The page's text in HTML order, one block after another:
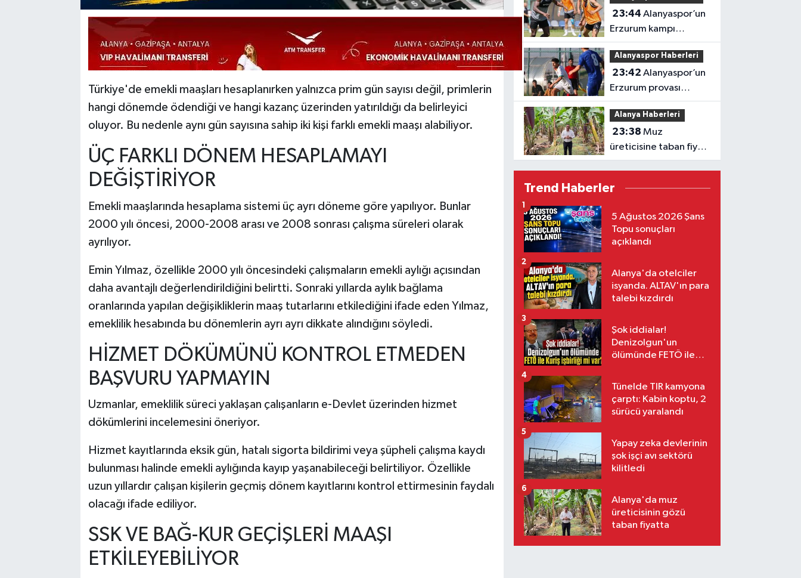
Türkiye'de emekli maaşları hesaplanırken yalnızca prim gün sayısı değil, primlerin
hangi dönemde ödendiği ve hangi kazanç üzerinden yatırıldığı da belirleyici
oluyor. Bu nedenle aynı gün sayısına sahip iki kişi farklı emekli maaşı alabiliyor.
ÜÇ FARKLI DÖNEM HESAPLAMAYI
DEĞİŞTİRİYOR
Emekli maaşlarında hesaplama sistemi üç ayrı döneme göre yapılıyor. Bunlar
2000 yılı öncesi, 2000-2008 arası ve 2008 sonrası çalışma süreleri olarak
ayrılıyor.
Emin Yılmaz, özellikle 2000 yılı öncesindeki çalışmaların emekli aylığı açısından
daha avantajlı değerlendirildiğini belirtti. Sonraki yıllarda aylık bağlama
oranlarında yapılan değişikliklerin maaş tutarlarını etkilediğini ifade eden Yılmaz,
emeklilik hesabında bu dönemlerin ayrı ayrı dikkate alındığını söyledi.
HİZMET DÖKÜMÜNÜ KONTROL ETMEDEN
BAŞVURU YAPMAYIN
Uzmanlar, emeklilik süreci yaklaşan çalışanların e-Devlet üzerinden hizmet
dökümlerini incelemesini öneriyor.
Hizmet kayıtlarında eksik gün, hatalı sigorta bildirimi veya şüpheli çalışma kaydı
bulunması halinde emekli aylığında kayıp yaşanabileceği belirtiliyor. Özellikle
uzun yıllardır çalışan kişilerin geçmiş dönem kayıtlarını kontrol ettirmesinin faydalı
olacağı ifade ediliyor.
SSK VE BAĞ-KUR GEÇİŞLERİ MAAŞI
ETKİLEYEBİLİYOR
23:44 Alanyaspor’un
Erzurum kampı
tamamlandı
Alanyaspor Haberleri
23:42 Alanyaspor’un
Erzurum provası
golsüz tamamlandı
Alanya Haberleri
23:38 Muz
üreticisine taban fiyat
müjdesi
Trend Haberler
5 Ağustos 2026 Şans
Topu sonuçları
açıklandı
1
Alanya'da otelciler
isyanda. ALTAV'ın para
talebi kızdırdı
2
Şok iddialar!
Denizolgun'un
ölümünde FETÖ ile
3
Tünelde TIR kamyona
çarptı: Kabin koptu, 2
sürücü yaralandı
4
Yapay zeka devlerinin
şok işçi avı sektörü
kilitledi
5
Alanya'da muz
üreticisinin gözü
taban fiyatta
6